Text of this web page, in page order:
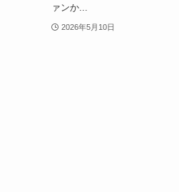
ァンか...
2026年5月10日